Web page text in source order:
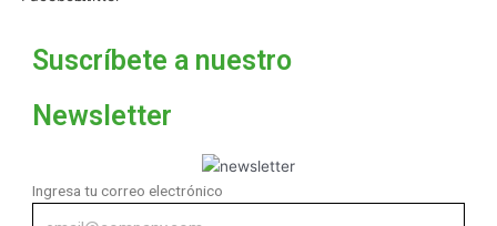
Suscríbete a nuestro
Newsletter
Ingresa tu correo electrónico